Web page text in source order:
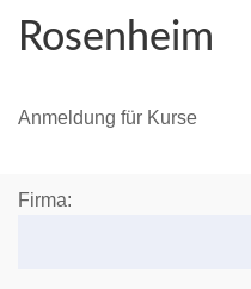
Rosenheim
Anmeldung für Kurse
Firma: